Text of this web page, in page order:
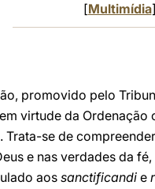
[Multimídia]
promovido pelo
virtude da Ordenação
se de
e nas verdades da
aos sanctificandi e